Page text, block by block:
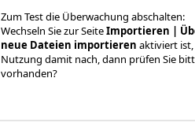
Zum Test die Überwachung abschalten:
Wechseln Sie zur SeiteImportieren |
neue Dateien importieren aktiviert ist,
Nutzung damit nach, dann prüfen Sie
vorhanden?